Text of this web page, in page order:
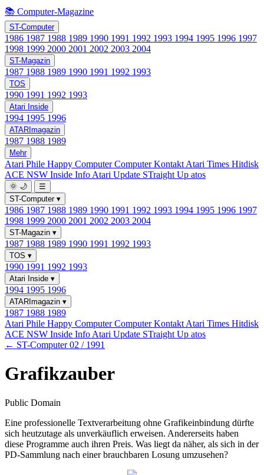
📚 Computer-Magazine
ST-Computer
1986 1987 1988 1989 1990 1991 1992 1993 1994 1995 1996 1997
1998 1999 2000 2001 2002 2003 2004
ST-Magazin
1987 1988 1989 1990 1991 1992 1993
TOS
1990 1991 1992 1993
Atari Inside
1994 1995 1996
ATARImagazin
1987 1988 1989
Mehr
Atari Phile Happy ComputerComputer Kontakt Atari Times Hitdisk
ACE NSW Inside Info Atari Update STraight Up atos
🌞 🌙
☰
ST-Computer ▾
1986 1987 1988 1989 1990 1991 1992 1993 1994 1995 1996 1997
1998 1999 2000 2001 2002 2003 2004
ST-Magazin ▾
1987 1988 1989 1990 1991 1992 1993
TOS ▾
1990 1991 1992 1993
Atari Inside ▾
1994 1995 1996
ATARImagazin ▾
1987 1988 1989
Atari Phile Happy ComputerComputer Kontakt Atari Times Hitdisk
ACE NSW Inside Info Atari Update STraight Up atos
← ST-Computer 02 / 1991
Grafikzauber
Public Domain
Eine professionelle Textverarbeitung ohne Grafikeinbindung dürfte
sich heutzutage als unverkäuflich erweisen. Andererseits haben
diese Programme auch ihren Preis. Was liegt da näher, als sich in der
PD-Sammlung nach einer brauchbaren Losung umzusehen?